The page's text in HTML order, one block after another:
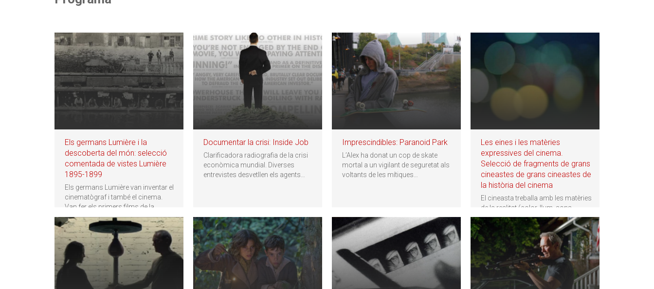
Els germans Lumière i la
descoberta del món: selecció
comentada de vistes Lumière
1895-1899
Els germans Lumière van inventar el
cinematògraf i també el cinema.
Van fer els primers films de la
Documentar la crisi: Inside Job
Clarificadora radiografia de la crisi
econòmica mundial. Diverses
entrevistes desvetllen els agents
Imprescindibles: Paranoid Park
L’Alex ha donat un cop de skate
mortal a un vigilant de seguretat als
voltants de les mítiques
Les eines i les matèries
expressives del cinema.
Selecció de fragments de grans
cineastes de grans cineastes de
la història del cinema
El cineasta treballa amb les matèries
de la realitat (color, llum, sons,
espais...) i les…